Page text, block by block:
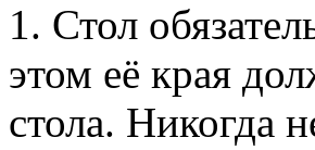
1. Стол
этом её края
стола. Никогда